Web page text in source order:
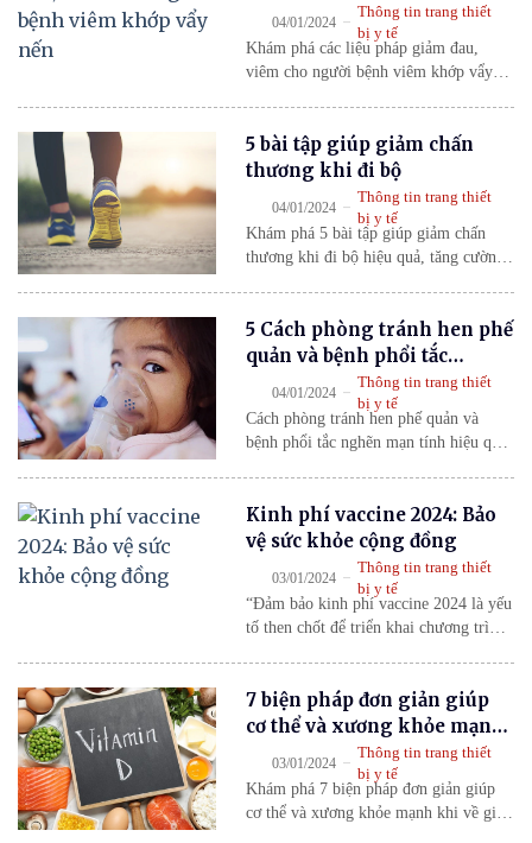
04/01/2024 - Thông tin trang thiết
bị y tế
Khám phá các liệu pháp giảm đau,
viêm cho người bệnh viêm khớp vẩy
5 bài tập giúp giảm chấn
thương khi đi bộ
04/01/2024 - Thông tin trang thiết
bị y tế
Khám phá 5 bài tập giúp giảm chấn
thương khi đi bộ hiệu quả, tăng cường
thực hiện tại nhà.
5 Cách phòng tránh hen phế
quản và bệnh phổi tắc
nghẽn mạn tính tiến triển
nặng
04/01/2024 - Thông tin trang thiết
bị y tế
Cách phòng tránh hen phế quản và
bệnh phổi tắc nghẽn mạn tính hiệu quả:
cổ truyền, giúp duy trì chức năng phổi
và giảm biến chứng.
Kinh phí vaccine 2024: Bảo
vệ sức khỏe cộng đồng
03/01/2024 - Thông tin trang thiết
bị y tế
“Đảm bảo kinh phí vaccine 2024 là yếu
tố then chốt để triển khai chương trình
hiệu quả.”
7 biện pháp đơn giản giúp
cơ thể và xương khỏe mạnh
03/01/2024 - Thông tin trang thiết
bị y tế
Khám phá 7 biện pháp đơn giản giúp
cơ thể và xương khỏe mạnh khi về già,